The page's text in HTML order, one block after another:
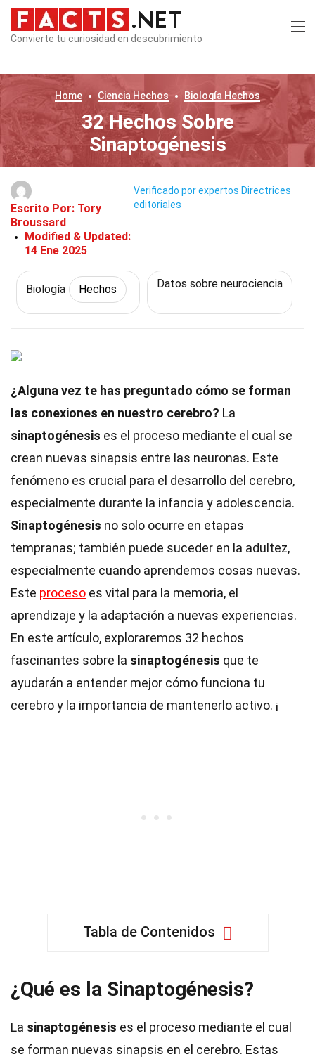
Convierte tu curiosidad en descubrimiento
Home Ciencia Hechos Biología Hechos
32 Hechos Sobre
Sinaptogénesis
Escrito Por: Tory
Broussard
Modified & Updated:
14 Ene 2025
Verificado por expertos Directrices
editoriales
Biología Hechos Datos sobre neurociencia
¿Alguna vez te has preguntado cómo se forman
las conexiones en nuestro cerebro? La
sinaptogénesis es el proceso mediante el cual se
crean nuevas sinapsis entre las neuronas. Este
fenómeno es crucial para el desarrollo del cerebro,
especialmente durante la infancia y adolescencia.
Sinaptogénesis no solo ocurre en etapas
tempranas; también puede suceder en la adultez,
especialmente cuando aprendemos cosas nuevas.
Este proceso es vital para la memoria, el
aprendizaje y la adaptación a nuevas experiencias.
En este artículo, exploraremos 32 hechos
fascinantes sobre la sinaptogénesis que te
ayudarán a entender mejor cómo funciona tu
cerebro y la importancia de mantenerlo activo. ¡
Tabla de Contenidos
¿Qué es la Sinaptogénesis?
La sinaptogénesis es el proceso mediante el cual
se forman nuevas sinapsis en el cerebro. Estas